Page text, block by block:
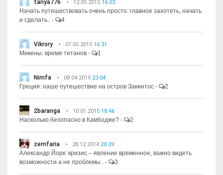
tanya776 12.05.2015 16:03
Начать путешествовать очень просто: главное захотеть, начать
и сделать.. - 4
Vikrory 07.05.2015 16:31
Микены: время титанов - 1
Nimfa 08.04.2015 23:04
Греция: наше путешествие на остров Закинтос - 2
2baranga 10.01.2015 18:46
Насколько безопасно в Камбодже? - 2
zemfaria 28.12.2014 20:39
Александр Йорк: кризис – явление временное, важно видеть
возможности а не проблемы.. - 3